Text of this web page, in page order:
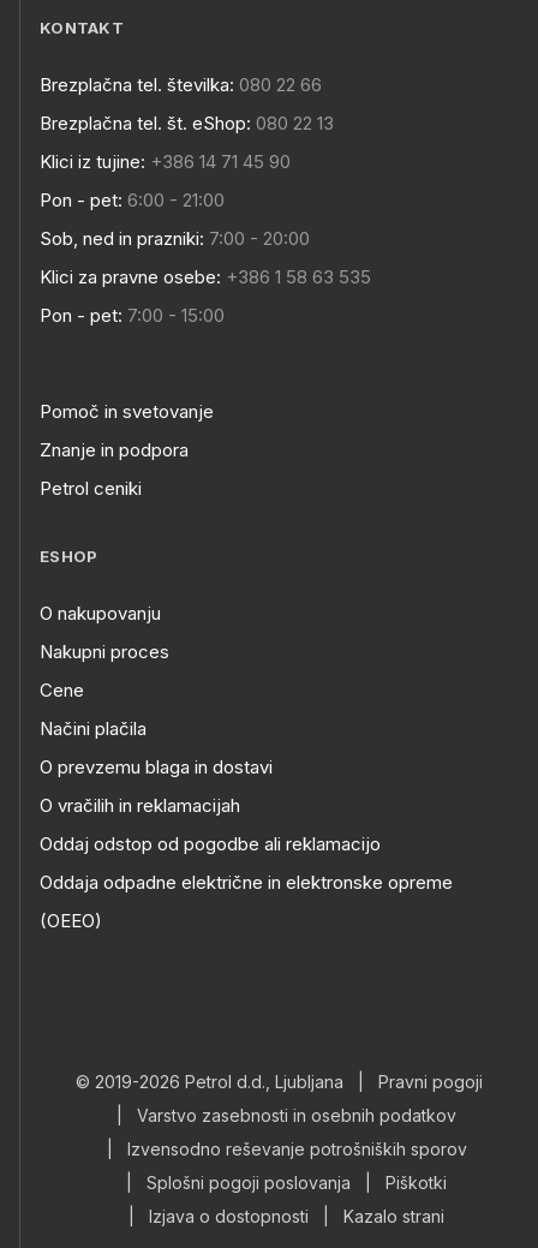
KONTAKT
Brezplačna tel. številka: 080 22 66
Brezplačna tel. št. eShop: 080 22 13
Klici iz tujine: +386 14 71 45 90
Pon - pet: 6:00 - 21:00
Sob, ned in prazniki: 7:00 - 20:00
Klici za pravne osebe: +386 1 58 63 535
Pon - pet: 7:00 - 15:00
Pomoč in svetovanje
Znanje in podpora
Petrol ceniki
ESHOP
O nakupovanju
Nakupni proces
Cene
Načini plačila
O prevzemu blaga in dostavi
O vračilih in reklamacijah
Oddaj odstop od pogodbe ali reklamacijo
Oddaja odpadne električne in elektronske opreme
(OEEO)
© 2019-2026 Petrol d.d., Ljubljana
Pravni pogoji
Varstvo zasebnosti in osebnih podatkov
Izvensodno reševanje potrošniških sporov
Splošni pogoji poslovanja
Piškotki
Izjava o dostopnosti Kazalo strani